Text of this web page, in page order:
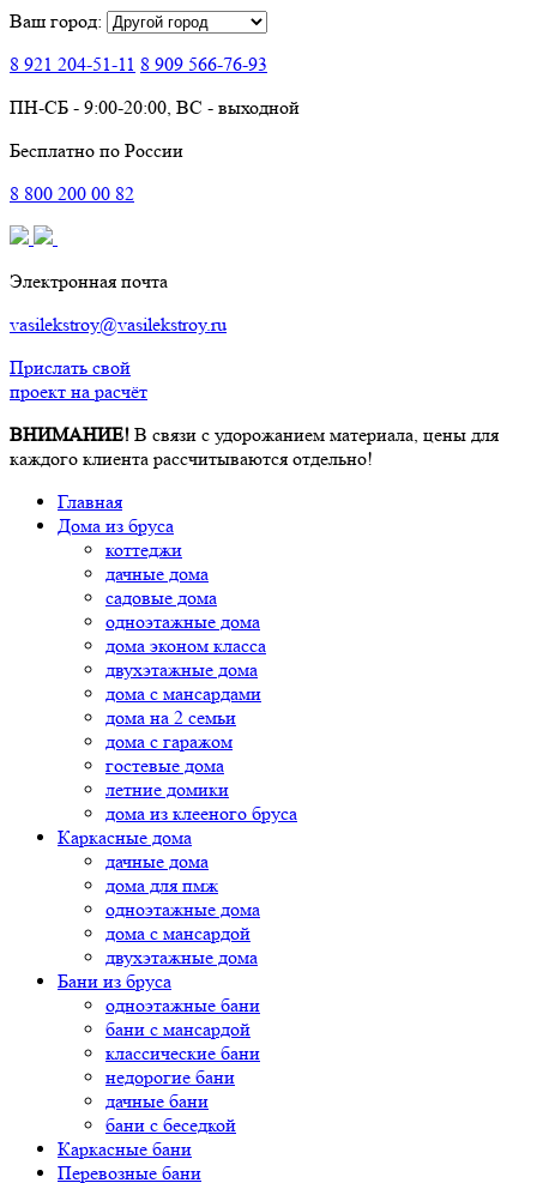
Ваш город:
8 921 204-51-11 8 909 566-76-93
ПН-СБ - 9:00-20:00, ВС - выходной
Бесплатно по России
8 800 200 00 82
Электронная почта
vasilekstroy@vasilekstroy.ru
Прислать свой
проект на расчёт
ВНИМАНИЕ! В связи с удорожанием материала, цены для
каждого клиента рассчитываются отдельно!
Главная
Дома из бруса
коттеджи
дачные дома
садовые дома
одноэтажные дома
дома эконом класса
двухэтажные дома
дома с мансардами
дома на 2 семьи
дома с гаражом
гостевые дома
летние домики
дома из клееного бруса
Каркасные дома
дачные дома
дома для пмж
одноэтажные дома
дома с мансардой
двухэтажные дома
Бани из бруса
одноэтажные бани
бани с мансардой
классические бани
недорогие бани
дачные бани
бани с беседкой
Каркасные бани
Перевозные бани